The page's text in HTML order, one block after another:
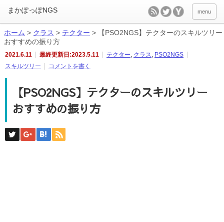
menu
ホーム > クラス > テクター >
【PSO2NGS】テクターのスキルツリー
おすすめの振り方
2021.6.11 最終更新日:2023.5.11 テクター, クラス, PSO2NGS
スキルツリー
コメントを書く
【PSO2NGS】テクターのスキルツリー
おすすめの振り方